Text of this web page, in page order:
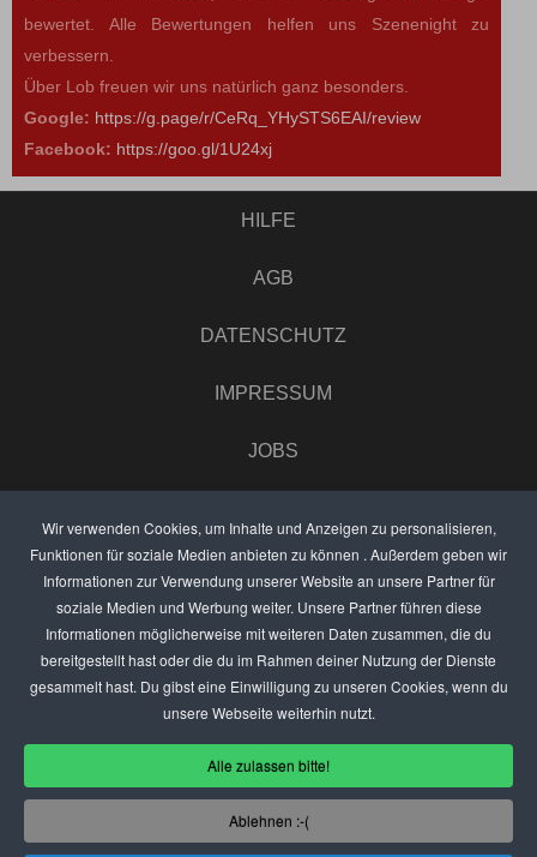
Wir verwenden Cookies, um Inhalte und Anzeigen zu personalisieren,
Funktionen für soziale Medien anbieten zu können . Außerdem geben wir
Informationen zur Verwendung unserer Website an unsere Partner für
soziale Medien und Werbung weiter. Unsere Partner führen diese
Informationen möglicherweise mit weiteren Daten zusammen, die du
bereitgestellt hast oder die du im Rahmen deiner Nutzung der Dienste
gesammelt hast. Du gibst eine Einwilligung zu unseren Cookies, wenn du
unsere Webseite weiterhin nutzt.
Alle zulassen bitte!
Ablehnen :-(
bewertet. Alle Bewertungen helfen uns Szenenight zu
verbessern.
Über Lob freuen wir uns natürlich ganz besonders.
Google: https://g.page/r/CeRq_YHySTS6EAI/review
Facebook: https://goo.gl/1U24xj
HILFE
AGB
DATENSCHUTZ
IMPRESSUM
JOBS
ANZEIGEN PREISE
BEWERTET UNS
KONTAKT
DEIN LOKAL VORSTELLEN